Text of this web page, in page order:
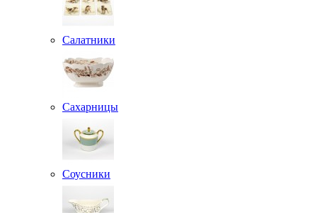
Салатники
Сахарницы
Соусники